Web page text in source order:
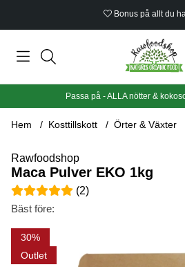
Bonus på allt du
Passa på - ALLA nötter &
Hem Kosttillskott Örter & Växter
Rawfoodshop
Maca Pulver EKO 1kg
Medelbetyg 5 av 5 Antal betyg 2
(2)
Bäst före:
30
Outlet
Produktbilder Maca Pulver EKO 1kg